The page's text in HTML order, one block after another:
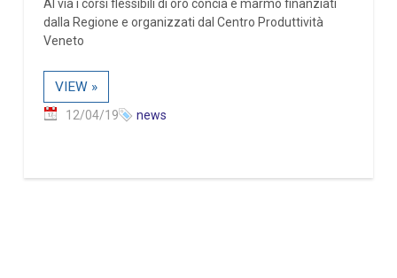
Al via i corsi flessibili di oro concia e marmo finanziati
dalla Regione e organizzati dal Centro Produttività
Veneto
VIEW »
12/04/19 news